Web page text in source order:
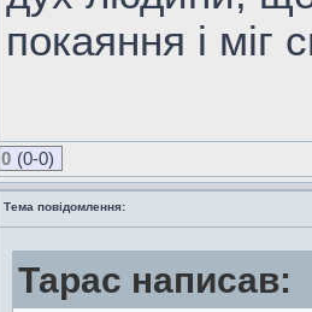
покаяння і міг
0 (0-0)
Тема повідомлення:
Тарас написав: